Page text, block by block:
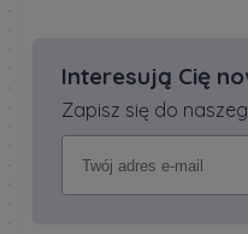
Interesują Cię
Zapisz się do